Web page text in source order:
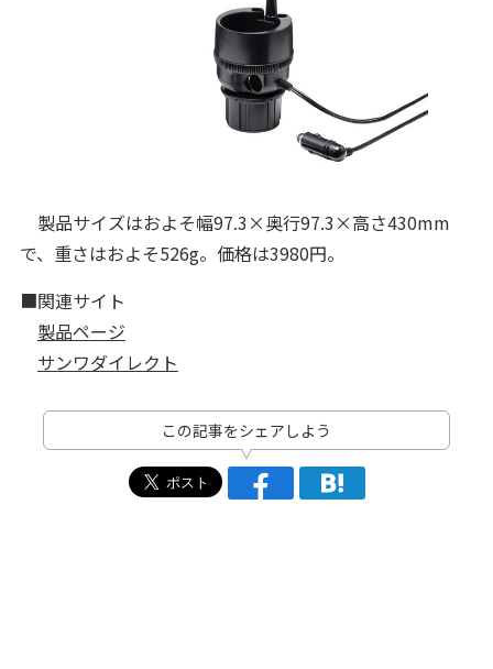
製品サイズはおよそ幅97.3×奥行97.3×高さ430mm
で、重さはおよそ526g。価格は3980円。
■関連サイト
製品ページ
サンワダイレクト
この記事をシェアしよう